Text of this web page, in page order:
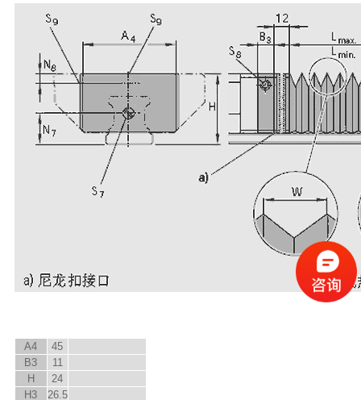
A4
45
B3
11
H
24
H 3
26.5